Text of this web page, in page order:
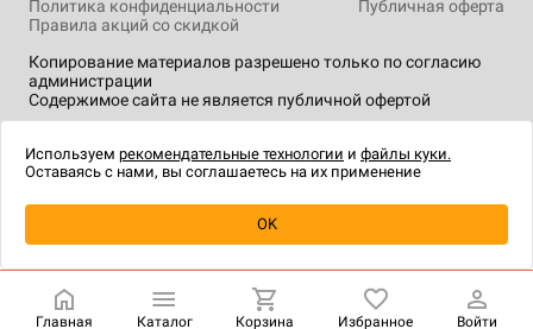
Уведомить о наличии
Копирование материалов разрешено только по согласию
администрации
Содержимое сайта не является публичной офертой
Политика конфиденциальности
Публичная оферта
Правила акций со скидкой
технологии.
Главная Каталог Корзина Избранное Войти
Используем рекомендательные технологии и файлы куки.
Оставаясь с нами, вы соглашаетесь на их применение
OK